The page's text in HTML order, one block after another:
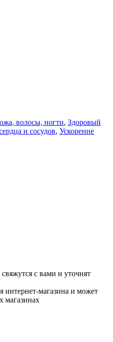
волосы, ногти, Здоровый
и сосудов, Ускорение
с вами и уточнят
интернет-магазина и может
магазинах